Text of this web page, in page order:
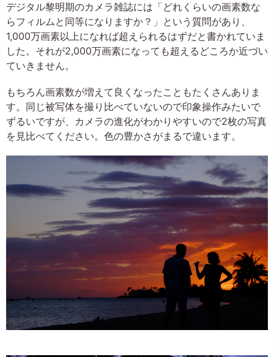
デジタル黎明期のカメラ雑誌には「どれくらいの画素数な
らフィルムと同等になりますか？」という質問があり、
1,000万画素以上になれば超えられるはずだと書かれていま
した。それが2,000万画素になっても超えるどころか近づい
ていきません。
もちろん画素数が増えて良くなったこともたくさんありま
す。同じ被写体を撮り比べていないので印象操作みたいで
ずるいですが、カメラの進化がわかりやすいので2枚の写真
を見比べてください。色の豊かさがまるで違います。